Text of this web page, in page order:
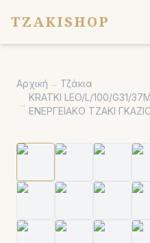
TZAKISHOP
Σόμπες
Ψησταριές
Κήπος
Επικοινωνία
Αρχική → Τζάκια
→
KRATKI LEO/L/100/G31/
ΕΝΕΡΓΕΙΑΚΟ ΤΖΑΚΙ